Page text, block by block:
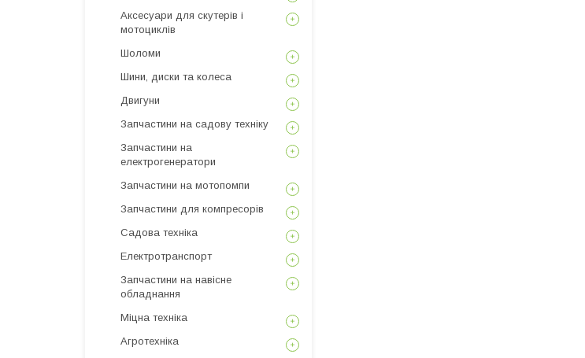
Аксесуари для скутерів і
мотоциклів
Шоломи
Шини, диски та колеса
Двигуни
Запчастини на садову техніку
Запчастини на
електрогенератори
Запчастини на мотопомпи
Запчастини для компресорів
Садова техніка
Електротранспорт
Запчастини на навісне
обладнання
Міцна техніка
Агротехніка